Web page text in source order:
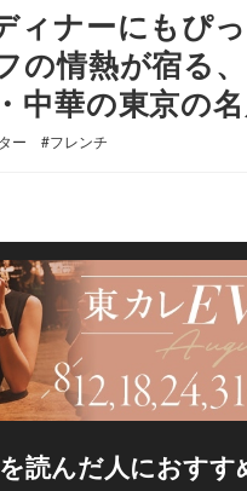
ィナーにもぴ
の情熱が宿る
中華の東京の
ー #フレンチ
読んだ人におすす